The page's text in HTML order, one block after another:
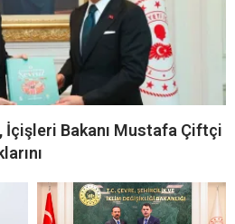
İçişleri Bakanı Mustafa Çiftçi